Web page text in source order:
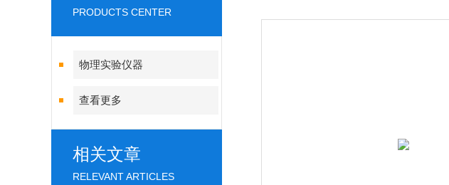
PRODUCTS CENTER
物理实验仪器
查看更多
相关文章
RELEVANT ARTICLES